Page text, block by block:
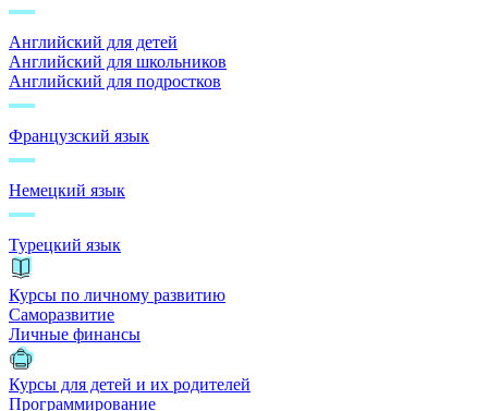
Английский для детей
Английский для школьников
Английский для подростков
Французский язык
Немецкий язык
Турецкий язык
Курсы по личному развитию
Саморазвитие
Личные финансы
Курсы для детей и их родителей
Программирование